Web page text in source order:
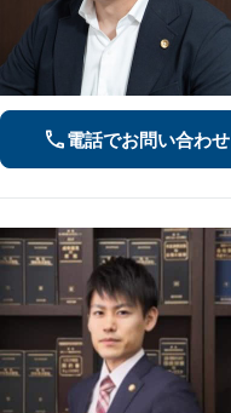
電話でお問い合わせ